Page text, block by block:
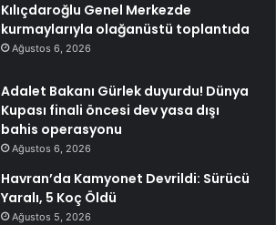
Kılıçdaroğlu Genel Merkezde
kurmaylarıyla olağanüstü toplantıda
Ağustos 6, 2026
Adalet Bakanı Gürlek duyurdu! Dünya
Kupası finali öncesi dev yasa dışı
bahis operasyonu
Ağustos 6, 2026
Havran’da Kamyonet Devrildi: Sürücü
Yaralı, 5 Koç Öldü
Ağustos 5, 2026